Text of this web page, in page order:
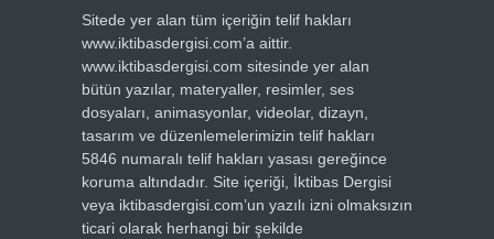
Sitede yer alan tüm içeriğin telif hakları
www.iktibasdergisi.com’a aittir.
www.iktibasdergisi.com sitesinde yer alan
bütün yazılar, materyaller, resimler, ses
dosyaları, animasyonlar, videolar, dizayn,
tasarım ve düzenlemelerimizin telif hakları
5846 numaralı telif hakları yasası gereğince
koruma altındadır. Site içeriği, İktibas Dergisi
veya iktibasdergisi.com’un yazılı izni olmaksızın
ticari olarak herhangi bir şekilde